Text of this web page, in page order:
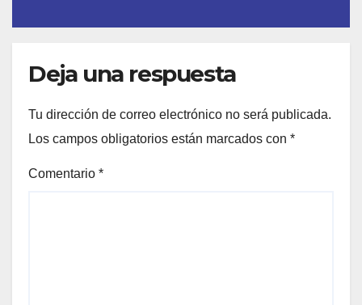
Deja una respuesta
Tu dirección de correo electrónico no será publicada.
Los campos obligatorios están marcados con *
Comentario *